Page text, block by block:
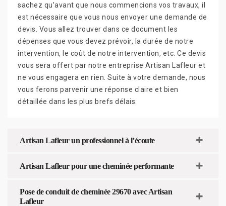
sachez qu’avant que nous commencions vos travaux, il
est nécessaire que vous nous envoyer une demande de
devis. Vous allez trouver dans ce document les
dépenses que vous devez prévoir, la durée de notre
intervention, le coût de notre intervention, etc. Ce devis
vous sera offert par notre entreprise Artisan Lafleur et
ne vous engagera en rien. Suite à votre demande, nous
vous ferons parvenir une réponse claire et bien
détaillée dans les plus brefs délais.
Artisan Lafleur un professionnel à l’écoute
Artisan Lafleur pour une cheminée performante
Pose de conduit de cheminée 29670 avec Artisan
Lafleur